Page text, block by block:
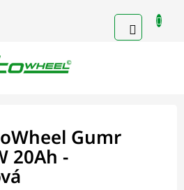
KOŠÍK
Gumr
20Ah -